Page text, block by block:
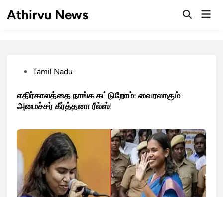
Athirvu News
OpenMain
PostedTamil Nadu
எதிர்காலத்தை நாங்க கட்டுறோம்: வைரலாகும்
அமைச்சர் கீர்த்தனா ரீல்ஸ்!